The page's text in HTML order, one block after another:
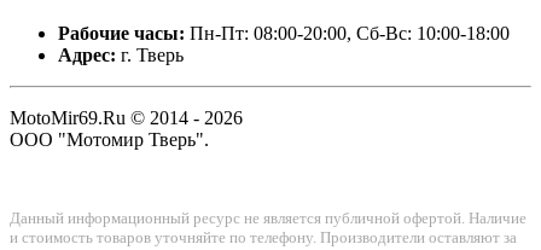
Рабочие часы: Пн-Пт: 08:00-20:00, Сб-Вс: 10:00-18:00
Адрес: г. Тверь
MotoMir69.Ru © 2014 - 2026
ООО "Мотомир Тверь".
Данный информационный ресурс не является публичной офертой. Наличие
и стоимость товаров уточняйте по телефону. Производители оставляют за